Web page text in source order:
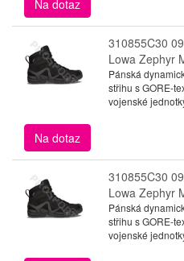
Na dotaz
310855C30
Lowa Zephyr
Pánská
střihu s GORE-
vojenské
Na dotaz
310855C30
Lowa Zephyr
Pánská
střihu s GORE-
vojenské